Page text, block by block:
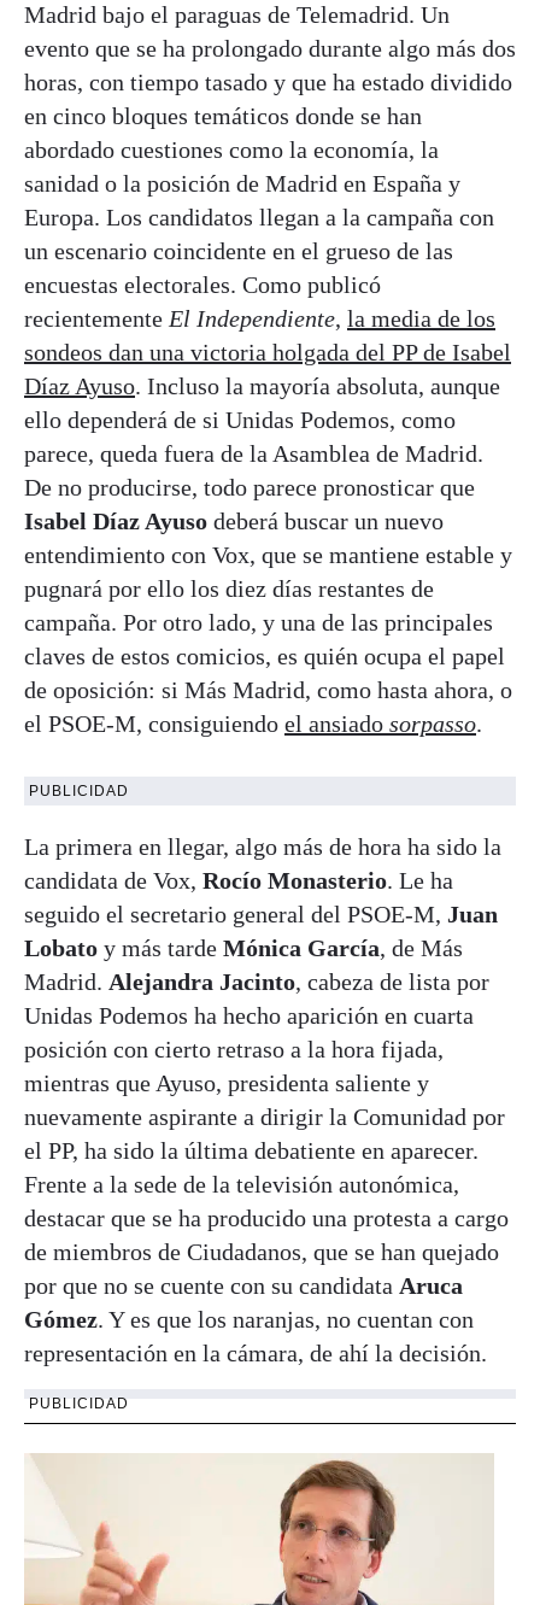
Madrid bajo el paraguas de Telemadrid. Un
evento que se ha prolongado durante algo más dos
horas, con tiempo tasado y que ha estado dividido
en cinco bloques temáticos donde se han
abordado cuestiones como la economía, la
sanidad o la posición de Madrid en España y
Europa. Los candidatos llegan a la campaña con
un escenario coincidente en el grueso de las
encuestas electorales. Como publicó
recientemente El Independiente, la media de los
sondeos dan una victoria holgada del PP de Isabel
Díaz Ayuso. Incluso la mayoría absoluta, aunque
ello dependerá de si Unidas Podemos, como
parece, queda fuera de la Asamblea de Madrid.
De no producirse, todo parece pronosticar que
Isabel Díaz Ayuso deberá buscar un nuevo
entendimiento con Vox, que se mantiene estable y
pugnará por ello los diez días restantes de
campaña. Por otro lado, y una de las principales
claves de estos comicios, es quién ocupa el papel
de oposición: si Más Madrid, como hasta ahora, o
el PSOE-M, consiguiendo el ansiado sorpasso.
PUBLICIDAD
La primera en llegar, algo más de hora ha sido la
candidata de Vox, Rocío Monasterio. Le ha
seguido el secretario general del PSOE-M, Juan
Lobato y más tarde Mónica García, de Más
Madrid. Alejandra Jacinto, cabeza de lista por
Unidas Podemos ha hecho aparición en cuarta
posición con cierto retraso a la hora fijada,
mientras que Ayuso, presidenta saliente y
nuevamente aspirante a dirigir la Comunidad por
el PP, ha sido la última debatiente en aparecer.
Frente a la sede de la televisión autonómica,
destacar que se ha producido una protesta a cargo
de miembros de Ciudadanos, que se han quejado
por que no se cuente con su candidata Aruca
Gómez. Y es que los naranjas, no cuentan con
representación en la cámara, de ahí la decisión.
PUBLICIDAD